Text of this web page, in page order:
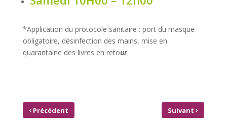
*Application du protocole sanitaire : port du masque
obligatoire, désinfection des mains, mise en
quarantaine des livres en retour
‹Précédent Suivant›